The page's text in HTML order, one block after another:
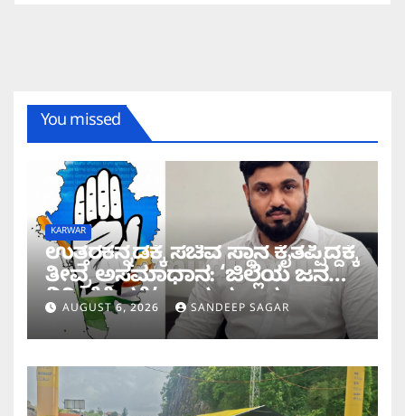
You missed
KARWAR
ಉತ್ತರಕನ್ನಡಕ್ಕೆ ಸಚಿವ ಸ್ಥಾನ ಕೈತಪ್ಪಿದ್ದಕ್ಕೆ
ತೀವ್ರ ಅಸಮಾಧಾನ: ‘ಜಿಲ್ಲೆಯ ಜನರ
ನಿರೀಕ್ಷೆಗೆ ಧಕ್ಕೆ’ ಎಂದ ಪ್ರಸಾದ
ಗಾಂವಕರ್
AUGUST 6, 2026 SANDEEP SAGAR